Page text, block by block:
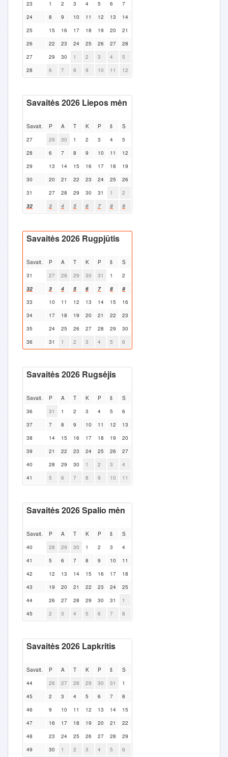
23 1 2 3 4 5 6
7
24
8 9 10 11 12 13
14
25
15 16 17 18 19 20
21
26
22 23 24 25 26 27
28
27
29 30 1 2 3 4
5
28
6 7 8 9 10 11 12
Savaitės 2026 Liepos mėn
Savait. P A T K P š
S
27
29 30 1 2 3 4
5
28
6 7 8 9 10 11
12
29
13 14 15 16 17 18
19
30
20 21 22 23 24 25
26
31
27 28 29 30 31 1
2
32
3 4 5 6 7 8 9
Savaitės 2026 Rugpjūtis
Savait. P A T K P š
S
31
27 28 29 30 31 1
2
32
3 4 5 6 7 8
9
33
10 11 12 13 14 15
16
34
17 18 19 20 21 22
23
35
24 25 26 27 28 29
30
36
31 1 2 3 4 5 6
Savaitės 2026 Rugsėjis
Savait. P A T K P š
S
36
31 1 2 3 4 5
6
37
7 8 9 10 11 12
13
38
14 15 16 17 18 19
20
39
21 22 23 24 25 26
27
40
28 29 30 1 2 3
4
41
5 6 7 8 9 10 11
Savaitės 2026 Spalio mėn
Savait. P A T K P š
S
40
28 29 30 1 2 3
4
41
5 6 7 8 9 10
11
42
12 13 14 15 16 17
18
43
19 20 21 22 23 24
25
44
26 27 28 29 30 31
1
45
2 3 4 5 6 7 8
Savaitės 2026 Lapkritis
Savait. P A T K P š
S
44
26 27 28 29 30 31
1
45
2 3 4 5 6 7
8
46
9 10 11 12 13 14
15
47
16 17 18 19 20 21
22
48
23 24 25 26 27 28
29
49
30 1 2 3 4 5 6